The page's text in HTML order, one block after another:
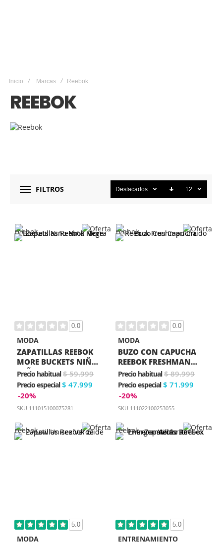
Inicio Marcas Reebok
REEBOK
FILTROS Destacados 12
0.0
MODA
ZAPATILLAS REEBOK
MORE BUCKETS NIÑO
NIÑA NEGRA
Precio habitual $ 59.999
Precio especial $ 47.999
-20%
SKU 111015100075281
0.0
MODA
BUZO CON CAPUCHA
REEBOK FRESHMAN
CRUDO
Precio habitual $ 89.999
Precio especial $ 71.999
-20%
SKU 111022100253055
5.0
MODA
5.0
ENTRENAMIENTO